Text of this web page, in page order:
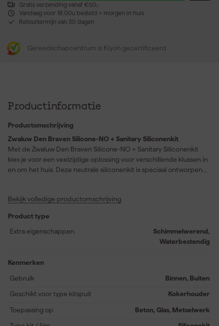
Gratis verzending vanaf €50,-
Vandaag voor 18:00u besteld = morgen in huis
Retourtermijn van 30 dagen
Gereedschapcentrum is Kiyoh gecertificeerd
Productinformatie
Productomschrijving
Zwaluw Den Braven Silicone-NO + Sanitary Siliconenkit
Met de Zwaluw Den Braven Silicone-NO + Sanitary Siliconenkit
kies je voor een veelzijdige oplossing voor verschillende klussen in
en om het huis. Deze neutrale siliconenkit is speciaal ontworpen
Geniet van blijvende elasticiteit en profiteer van
vochtige ruimtes zoals badkamers en keukens. Dankzij de
uitstekende UV-, water- en weerbestendigheid blijft de kit
langdurig goed, zelfs bij wisselende weersomstandigheden. Het
in de meeste situaties te gebruiken is, zowel binnen als buiten.
betrouwbare afwerking van allerlei voegen en naden.
Bekijk volledige productomschrijving
Product type
Extra eigenschappen
Schimmelwerend,
Waterbestendig
Kenmerken
Gebruik
Binnen, Buiten
Geschikt voor type kitspuit Kokerhouder
Toepassing op Beton, Glas, Metselwerk